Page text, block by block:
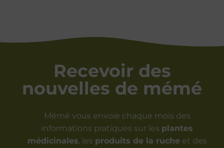
Recevoir des
nouvelles de mémé
Mémé vous envoie chaque mois des
informations pratiques sur les plantes
médicinales, les produits de la rucheet des